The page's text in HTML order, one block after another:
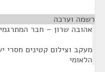
רשמה וערכה
אהובה שרון – חבר
מעקב וצילום קטינים חסרי
הלאומי